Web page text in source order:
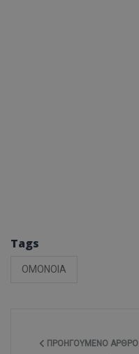
Tags
ΟΜΟΝΟΙΑ
ΠΡΟΗΓΟΎΜΕΝΟ ΆΡΘΡΟ